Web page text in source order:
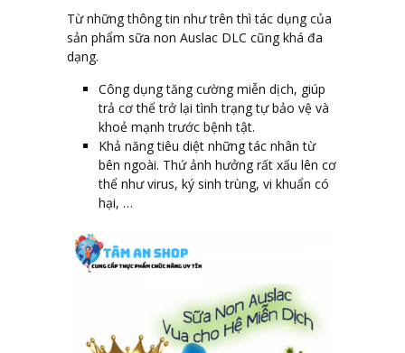
Từ những thông tin như trên thì tác dụng của
sản phẩm sữa non Auslac DLC cũng khá đa
dạng.
Công dụng tăng cường miễn dịch, giúp
trả cơ thể trở lại tình trạng tự bảo vệ và
khoẻ mạnh trước bệnh tật.
Khả năng tiêu diệt những tác nhân từ
bên ngoài. Thứ ảnh hưởng rất xấu lên cơ
thể như virus, ký sinh trùng, vi khuẩn có
hại, …